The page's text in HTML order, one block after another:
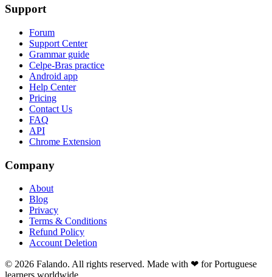
Support
Forum
Support Center
Grammar guide
Celpe-Bras practice
Android app
Help Center
Pricing
Contact Us
FAQ
API
Chrome Extension
Company
About
Blog
Privacy
Terms & Conditions
Refund Policy
Account Deletion
© 2026 Falando. All rights reserved. Made with ❤ for Portuguese